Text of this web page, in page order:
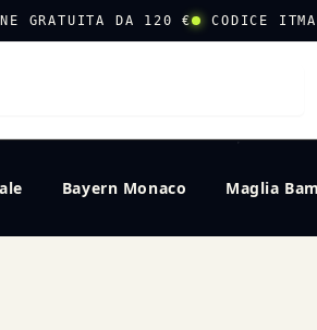
GRATUITA DA 120 € CODICE
Bayern Monaco Maglia